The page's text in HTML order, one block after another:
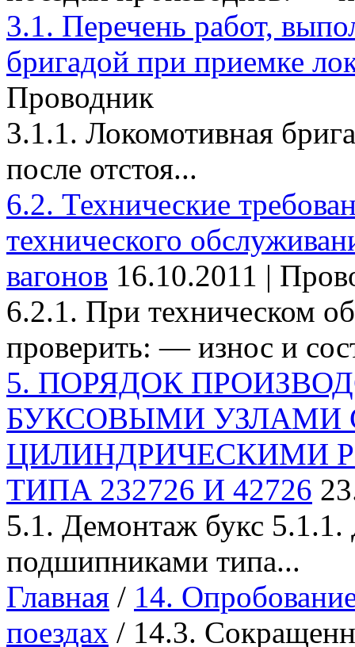
3.1. Перечень работ,
бригадой при приемке
Проводник
3.1.1. Локомотивная
после отстоя...
6.2. Технические
технического
вагонов 16.10.2011 |
6.2.1. При техническом
проверить: — износ и
5. ПОРЯДОК
БУКСОВЫМИ УЗЛАМИ
ЦИЛИНДРИЧЕСКИМИ
ТИПА 232726 И 42726
5.1. Демонтаж букс
подшипниками типа...
Главная / 14.
поездах / 14.3.